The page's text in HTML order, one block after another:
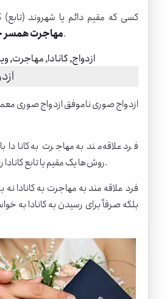
کسی که مقیم دائم یا شهروند (تابع)
مهاجرت همسرکند.
ازدواج, کانادا, مهاجرت,
ازدواج صوری ناموفق ازدواج صوری
روش‌ها یک مقیم یا تابع کانادا را متقاعد به ازدواج می‌کند.
بلکه صرفاً برای رسیدن به کانادا به